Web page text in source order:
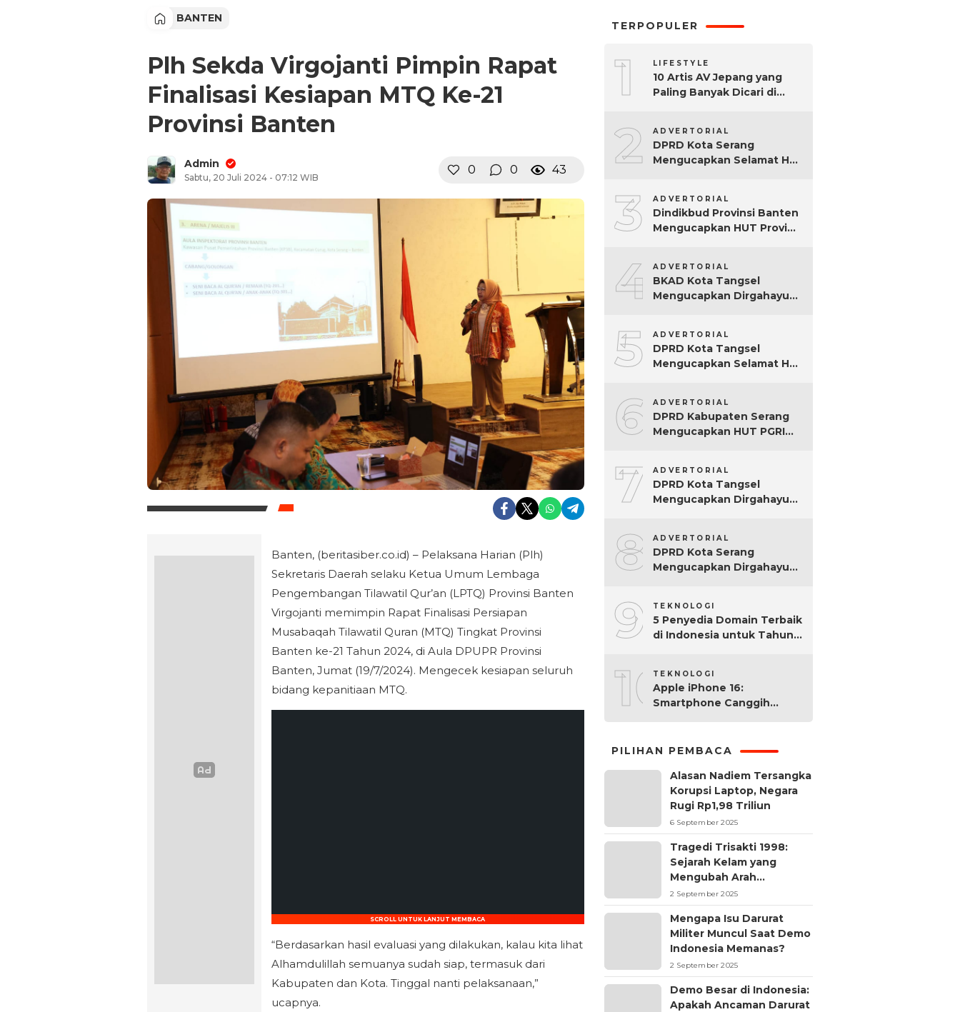
BANTEN
Plh Sekda Virgojanti Pimpin Rapat
Finalisasi Kesiapan MTQ Ke-21
Provinsi Banten
Admin
Sabtu, 20 Juli 2024 - 07:12 WIB
0 0 43
Banten, (beritasiber.co.id) – Pelaksana Harian (Plh)
Sekretaris Daerah selaku Ketua Umum Lembaga
Pengembangan Tilawatil Qur’an (LPTQ) Provinsi Banten
Virgojanti memimpin Rapat Finalisasi Persiapan
Musabaqah Tilawatil Quran (MTQ) Tingkat Provinsi
Banten ke-21 Tahun 2024, di Aula DPUPR Provinsi
Banten, Jumat (19/7/2024). Mengecek kesiapan seluruh
bidang kepanitiaan MTQ.
SCROLL UNTUK LANJUT MEMBACA
“Berdasarkan hasil evaluasi yang dilakukan, kalau kita lihat
Alhamdulillah semuanya sudah siap, termasuk dari
Kabupaten dan Kota. Tinggal nanti pelaksanaan,”
ucapnya.
TERPOPULER
1 LIFESTYLE
10 Artis AV Jepang yang
Paling Banyak Dicari di
2 ADVERTORIAL
DPRD Kota Serang
Mengucapkan Selamat Hari
3 ADVERTORIAL
Dindikbud Provinsi Banten
Mengucapkan HUT Provinsi
4 ADVERTORIAL
BKAD Kota Tangsel
Mengucapkan Dirgahayu
5 ADVERTORIAL
DPRD Kota Tangsel
Mengucapkan Selamat Hari
6 ADVERTORIAL
DPRD Kabupaten Serang
Mengucapkan HUT PGRI
7 ADVERTORIAL
DPRD Kota Tangsel
Mengucapkan Dirgahayu
8 ADVERTORIAL
DPRD Kota Serang
Mengucapkan Dirgahayu
9 TEKNOLOGI
5 Penyedia Domain Terbaik
di Indonesia untuk Tahun
10TEKNOLOGI
Apple iPhone 16:
Smartphone Canggih
PILIHAN PEMBACA
Alasan Nadiem Tersangka
Korupsi Laptop, Negara
Rugi Rp1,98 Triliun
6 September 2025
Tragedi Trisakti 1998:
Sejarah Kelam yang
Mengubah Arah
Reformasi Indonesia
2 September 2025
Mengapa Isu Darurat
Militer Muncul Saat Demo
Indonesia Memanas?
2 September 2025
Demo Besar di Indonesia:
Apakah Ancaman Darurat